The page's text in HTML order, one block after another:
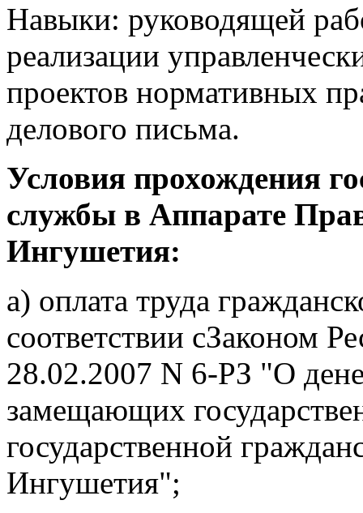
Навыки: руководящей
реализации
проектов нормативных
делового письма.
Условия прохождения
службы в Аппарате
Ингушетия:
а) оплата труда
соответствии сЗаконом
28.02.2007 N 6-РЗ "О
замещающих
государственной
Ингушетия";